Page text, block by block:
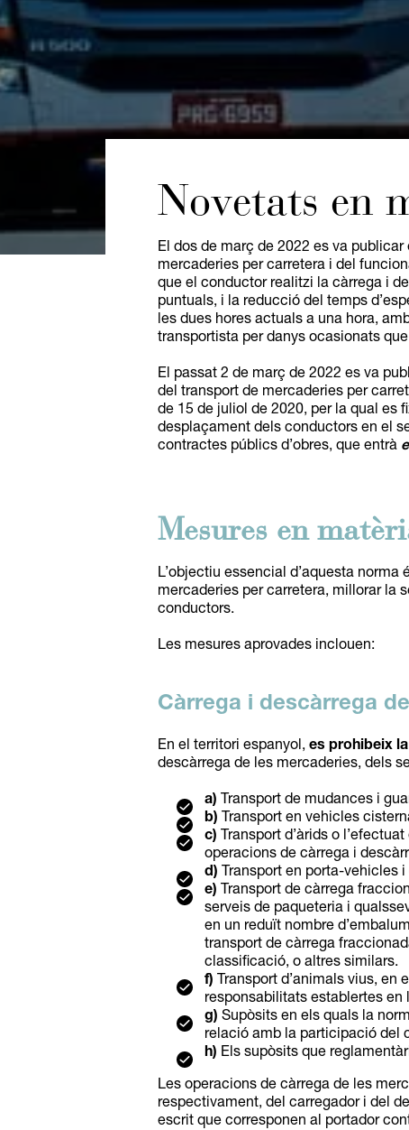
Novetats en
El dos de març de 2022 es va
mercaderies per carretera i del
que el conductor realitzi la càrrega i
puntuals, i la reducció del temps
les dues hores actuals a una hora,
transportista per danys ocasionats
El passat 2 de març de 2022 es va
del transport de mercaderies per
de 15 de juliol de 2020, per la qual es
desplaçament dels conductors en el
contractes públics d’obres, que entrà
Mesures en
L’objectiu essencial d’aquesta
mercaderies per carretera, millorar la
conductors.
Les mesures aprovades inclouen:
Càrrega i descàrrega
En el territori espanyol, es prohibeix
descàrrega de les mercaderies, dels
a) Transport de mudances i
b) Transport en vehicles
c) Transport d’àrids o
operacions de càrrega i
d) Transport en porta-vehicles
e) Transport de càrrega
serveis de paqueteria i
en un reduït nombre
transport de càrrega
classificació, o altres similars.
f) Transport d’animals vius,
responsabilitats establertes en
g) Supòsits en els quals la
relació amb la participació del
h) Els supòsits que
Les operacions de càrrega de les
respectivament, del carregador i del
escrit que corresponen al portador